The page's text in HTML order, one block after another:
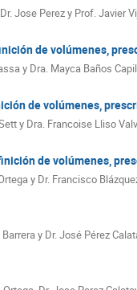
Beatriz Spa
FERNANDEZ
Martínez
Cristian
Dennis Azcurra
Cumplido
Edwin Ges
Molina
Francisco
Guilherme Cremasco
Jesus Javier
Chavez
Hernández
Jose
Jose Perez y Prof. Javier
de volúmenes,
y Dra. Mayca Baños
de volúmenes,
y Dra. Francoise Lliso
de volúmenes,
y Dr. Francisco
y Dr. José Pérez